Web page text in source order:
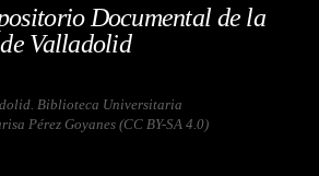
Documental de la
Valladolid
Biblioteca Universitaria
Pérez Goyanes (CC BY-SA 4.0)